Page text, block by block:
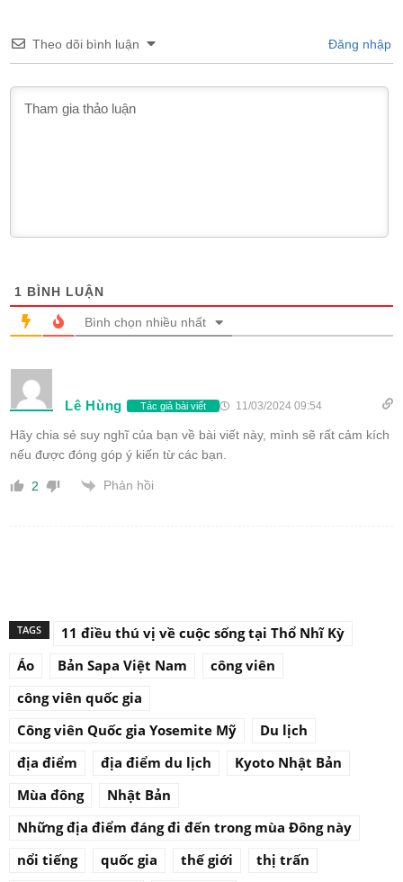
Theo dõi bình luận Đăng nhập
1 BÌNH LUẬN
Bình chọn nhiều nhất
Lê Hùng Tác giả bài viết 11/03/2024 09:54
Hãy chia sẻ suy nghĩ của bạn về bài viết này, mình sẽ rất cảm kích
nếu được đóng góp ý kiến từ các bạn.
2 Phản hồi
TAGS
11 điều thú vị về cuộc sống tại Thổ Nhĩ Kỳ
Áo
Bản Sapa Việt Nam
công viên
công viên quốc gia
Công viên Quốc gia Yosemite Mỹ
Du lịch
địa điểm
địa điểm du lịch
Kyoto Nhật Bản
Mùa đông
Nhật Bản
Những địa điểm đáng đi đến trong mùa Đông này
nổi tiếng
quốc gia thế giới
thị trấn